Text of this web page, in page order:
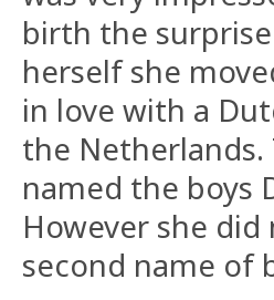
birth the
herself she
in love with a
the Netherlands.
named the boys
However she
second name of